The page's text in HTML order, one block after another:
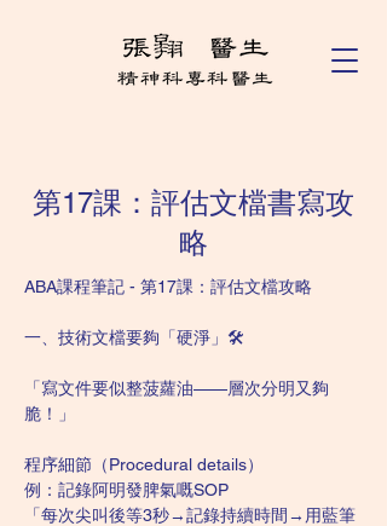
第17課：評估文檔書寫攻
略
ABA課程筆記 - 第17課：評估文檔攻略
一、技術文檔要夠「硬淨」🛠️
「寫文件要似整菠蘿油——層次分明又夠
脆！」
程序細節（Procedural details）
例：記錄阿明發脾氣嘅SOP
「每次尖叫後等3秒→記錄持續時間→用藍筆